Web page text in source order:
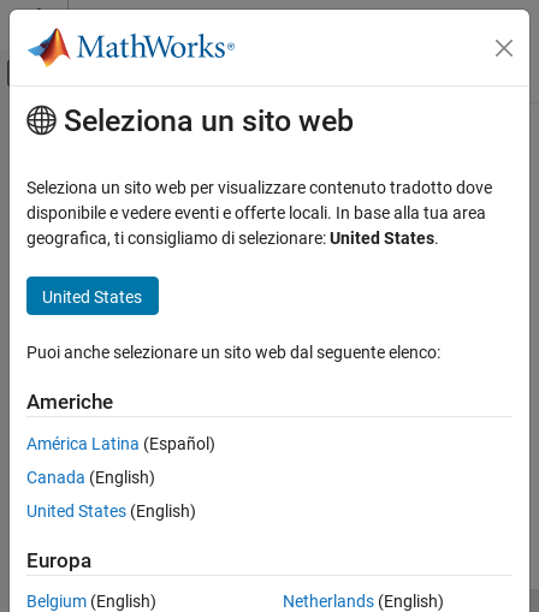
Vai al contenuto
Attiva/disattiva menu di navigazione
Pagina iniziale della documentazione
Contenuto principale
Seleziona un sito web
Seleziona un sito web per visualizzare contenuto tradotto dove
disponibile e vedere eventi e offerte locali. In base alla tua area
geografica, ti consigliamo di selezionare:United States.
United States
Puoi anche selezionare un sito web dal seguente elenco:
Americhe
América Latina (Español)
Canada (English)
United States (English)
Europa
Belgium (English)
Netherlands(English)